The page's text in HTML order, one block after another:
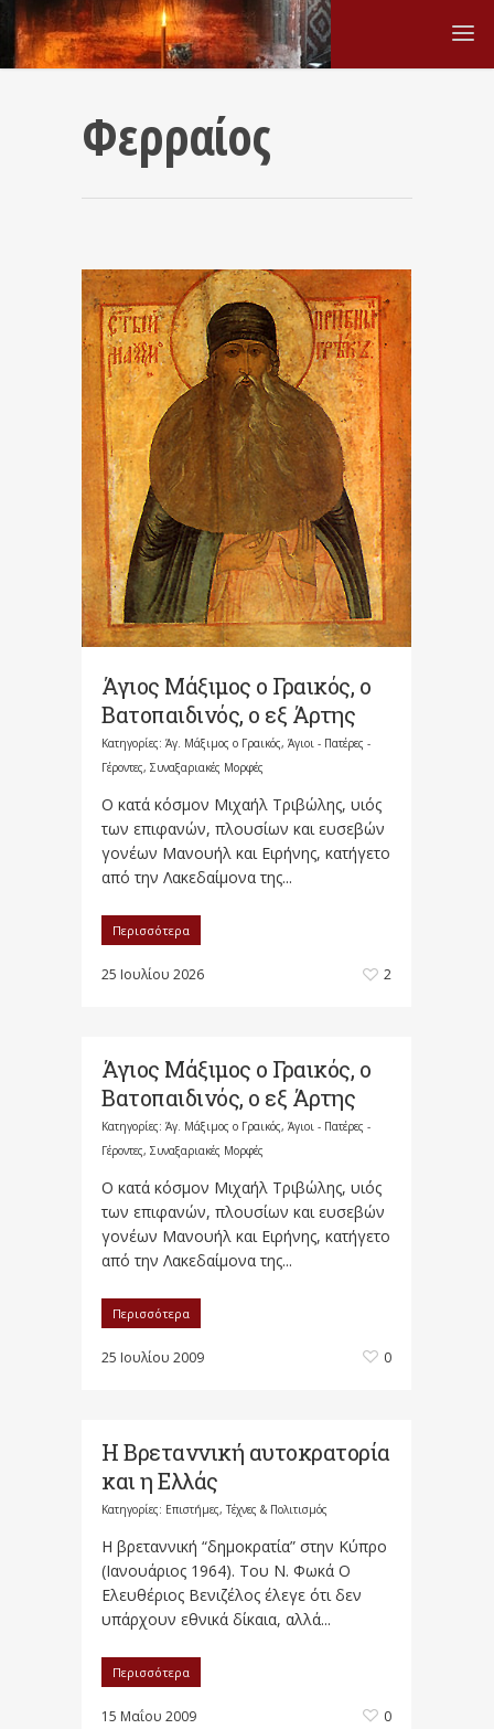
Φερραίος
Άγιος Μάξιμος ο Γραικός, ο
Βατοπαιδινός, ο εξ Άρτης
Κατηγορίες: Άγ. Μάξιμος ο Γραικός, Άγιοι - Πατέρες -
Γέροντες, Συναξαριακές Μορφές
Ο κατά κόσμον Μιχαήλ Τριβώλης, υιός
των επιφανών, πλουσίων και ευσεβών
γονέων Μανουήλ και Ειρήνης, κατήγετο
από την Λακεδαίμονα της...
Περισσότερα
25 Ιουλίου 2026 2
Άγιος Μάξιμος ο Γραικός, ο
Βατοπαιδινός, ο εξ Άρτης
Κατηγορίες: Άγ. Μάξιμος ο Γραικός, Άγιοι - Πατέρες -
Γέροντες, Συναξαριακές Μορφές
Ο κατά κόσμον Μιχαήλ Τριβώλης, υιός
των επιφανών, πλουσίων και ευσεβών
γονέων Μανουήλ και Ειρήνης, κατήγετο
από την Λακεδαίμονα της...
Περισσότερα
25 Ιουλίου 2009 0
Η Βρεταννική αυτοκρατορία
και η Ελλάς
Κατηγορίες: Επιστήμες, Τέχνες & Πολιτισμός
Η βρεταννική “δημοκρατία” στην Κύπρο
(Ιανουάριος 1964). Του Ν. Φωκά Ο
Ελευθέριος Βενιζέλος έλεγε ότι δεν
υπάρχουν εθνικά δίκαια, αλλά...
Περισσότερα
15 Μαΐου 2009 0